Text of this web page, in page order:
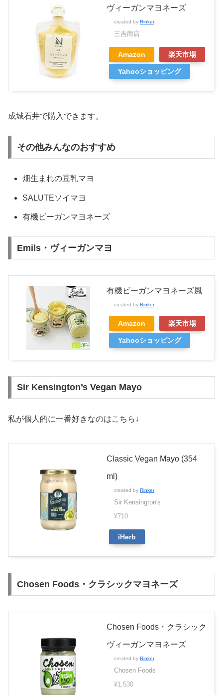
ヴィーガンマヨネーズ
created by Rinker
三吉商店
Amazon 楽天市場
Yahooショッピング
成城石井で購入できます。
その他みんなのおすすめ
畑生まれの豆乳マヨ
SALUTEソイマヨ
有機ビーガンマヨネーズ
Emils・ヴィーガンマヨ
有機ビーガンマヨネーズ風
created by Rinker
Amazon 楽天市場
Yahooショッピング
Sir Kensington’s Vegan Mayo
私が個人的に一番好きなのはこちら↓
Classic Vegan Mayo (354
ml)
created by Rinker
Sir Kensington's
¥710
iHerb
Chosen Foods・クラシックマヨネーズ
Chosen Foods・クラシック
ヴィーガンマヨネーズ
created by Rinker
Chosen Foods
¥1,530